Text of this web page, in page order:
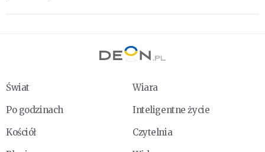
Świat
Wiara
Po godzinach
Inteligentne życie
Kościół
Czytelnia